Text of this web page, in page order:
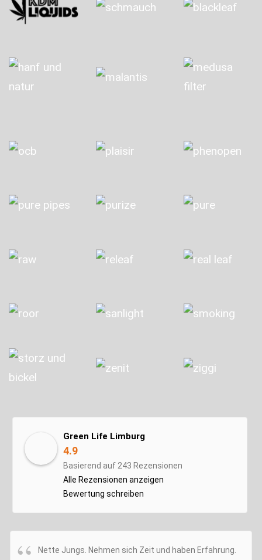
Green Life Limburg
4.9
Basierend auf 243 Rezensionen
Alle Rezensionen anzeigen
Bewertung schreiben
Nette Jungs. Nehmen sich Zeit und haben Erfahrung.